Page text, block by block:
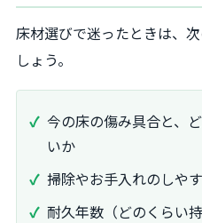
床材選びで迷ったときは、
しょう。
今の床の傷み具合と、
いか
掃除やお手入れのしや
耐久年数（どのくらい持